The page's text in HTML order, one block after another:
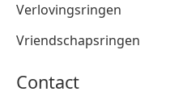
Verlovingsringen
Vriendschapsringen
Contact